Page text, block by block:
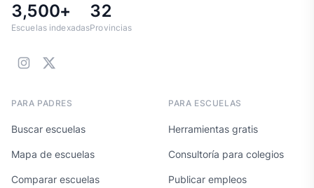
3,500+
Escuelas indexadas
32
Provincias
PARA PADRES
Buscar escuelas
Mapa de escuelas
Comparar escuelas
PARA ESCUELAS
Herramientas gratis
Consultoría para colegios
Publicar empleos